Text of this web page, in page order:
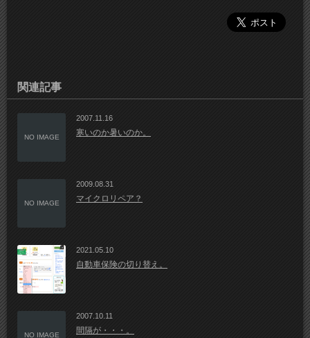
関連記事
NO IMAGE
2007.11.16
寒いのか暑いのか。
NO IMAGE
2009.08.31
マイクロリペア？
2021.05.10
自動車保険の切り替え。
NO IMAGE
2007.10.11
間隔が・・・。